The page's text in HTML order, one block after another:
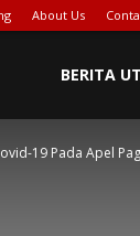
About Us
BERITA
19 Pada Apel